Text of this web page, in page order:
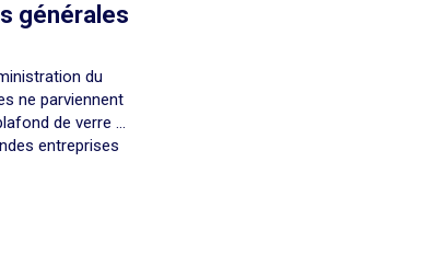
générales
du
ne parviennent
de verre …
entreprises